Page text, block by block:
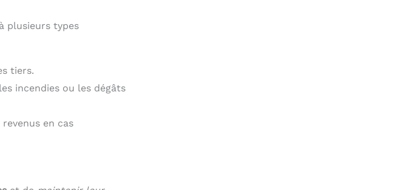
plusieurs types
tiers.
incendies ou les dégâts
en cas